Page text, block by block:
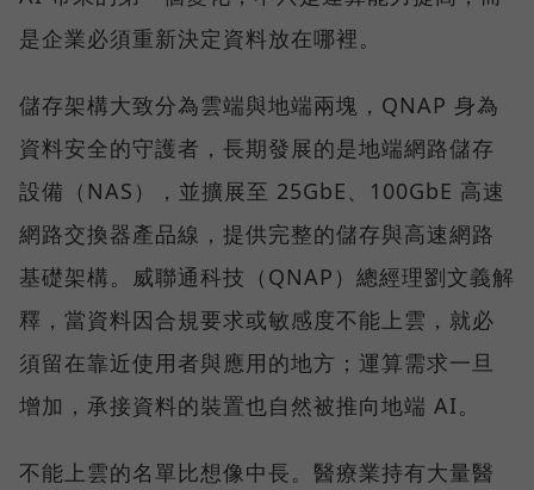
是企業必須重新決定資料放在哪裡。
儲存架構大致分為雲端與地端兩塊，QNAP 身為
資料安全的守護者，長期發展的是地端網路儲存
設備（NAS），並擴展至 25GbE、100GbE 高速
網路交換器產品線，提供完整的儲存與高速網路
基礎架構。威聯通科技（QNAP）總經理劉文義解
釋，當資料因合規要求或敏感度不能上雲，就必
須留在靠近使用者與應用的地方；運算需求一旦
增加，承接資料的裝置也自然被推向地端 AI。
不能上雲的名單比想像中長。醫療業持有大量醫